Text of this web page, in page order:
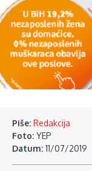
Piše: Redakcija
Foto: YEP
Datum: 11/07/2019